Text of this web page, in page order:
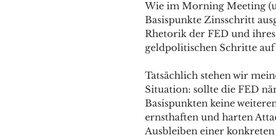
Wie im Morning Meeting
Basispunkte Zinsschritt
Rhetorik der FED und
geldpolitischen Schritte
Tatsächlich stehen wir
Situation: sollte die FED
Basispunkten keine
ernsthaften und harten
Ausbleiben einer